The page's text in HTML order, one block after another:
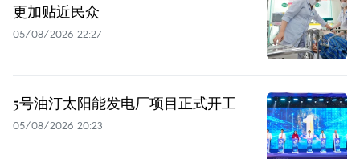
更加贴近民众
05/08/2026 22:27
5号油汀太阳能发电厂项目正式开工
05/08/2026 20:23